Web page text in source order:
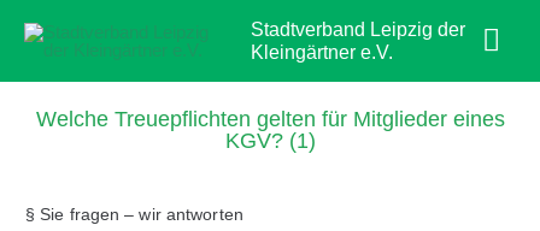
Inhalt
springen
Stadtverband Leipzig der
Kleingärtner e.V.
Welche Treuepflichten gelten für Mitglieder eines
KGV? (1)
§ Sie fragen – wir antworten